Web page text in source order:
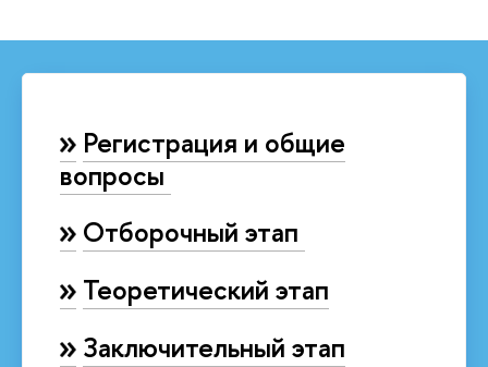
Регистрация и общие
вопросы
Отборочный этап
Теоретический этап
Заключительный этап